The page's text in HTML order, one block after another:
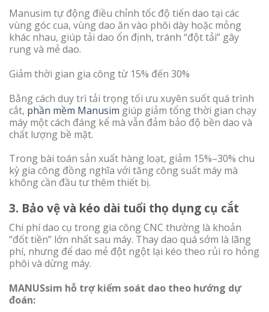
Manusim tự động điều chỉnh tốc độ tiến dao tại các
vùng góc cua, vùng dao ăn vào phôi dày hoặc mỏng
khác nhau, giúp tải dao ổn định, tránh “đột tải” gây
rung và mẻ dao.
Giảm thời gian gia công từ 15% đến 30%
Bằng cách duy trì tải trọng tối ưu xuyên suốt quá trình
cắt, phần mềm Manusim giúp giảm tổng thời gian chạy
máy một cách đáng kể mà vẫn đảm bảo độ bền dao và
chất lượng bề mặt.
Trong bài toán sản xuất hàng loạt, giảm 15%–30% chu
kỳ gia công đồng nghĩa với tăng công suất máy mà
không cần đầu tư thêm thiết bị.
3. Bảo vệ và kéo dài tuổi thọ dụng cụ cắt
Chi phí dao cụ trong gia công CNC thường là khoản
“đốt tiền” lớn nhất sau máy. Thay dao quá sớm là lãng
phí, nhưng để dao mẻ đột ngột lại kéo theo rủi ro hỏng
phôi và dừng máy.
MANUSsim hỗ trợ kiểm soát dao theo hướng dự
đoán: